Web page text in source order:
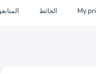
My الحائط